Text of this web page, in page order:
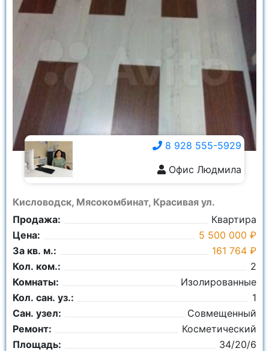
Кисловодск, Мясокомбинат, Красивая ул.
Продажа:
Квартира
Цена:
5 500 000 ₽
За кв. м.:
161 764 ₽
Кол. ком.:
2
Комнаты:
Изолированные
Кол. сан. уз.:
1
Сан. узел:
Совмещенный
Ремонт:
Косметический
Площадь:
34/20/6
8 928 555-5929
Офис Людмила